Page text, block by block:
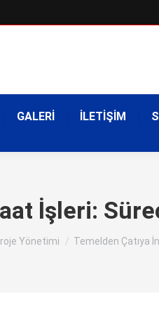
GALERİ İLETİŞİM
İşleri:
Yönetimi Temelden Çatıya